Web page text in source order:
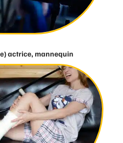
actrice, mannequin